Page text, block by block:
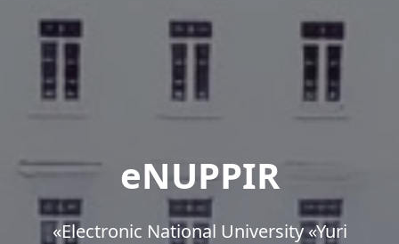
eNUPPIR
«Еlectronic National University «Yuri